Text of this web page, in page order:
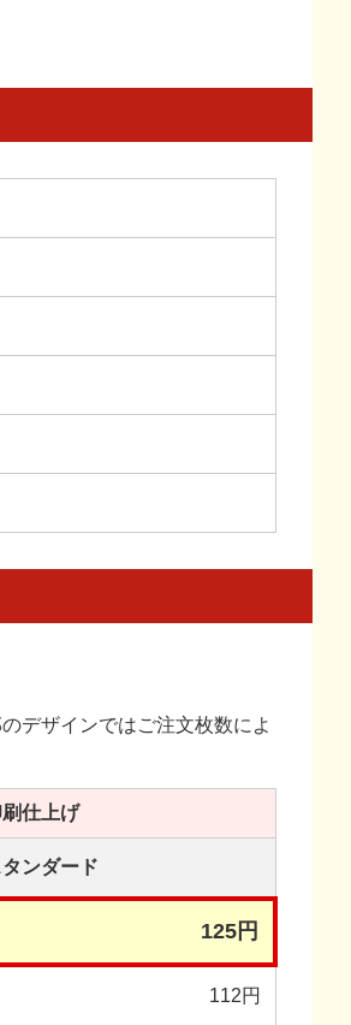
デザインではご注文枚数によ
仕上げ
タンダード
125円
112円